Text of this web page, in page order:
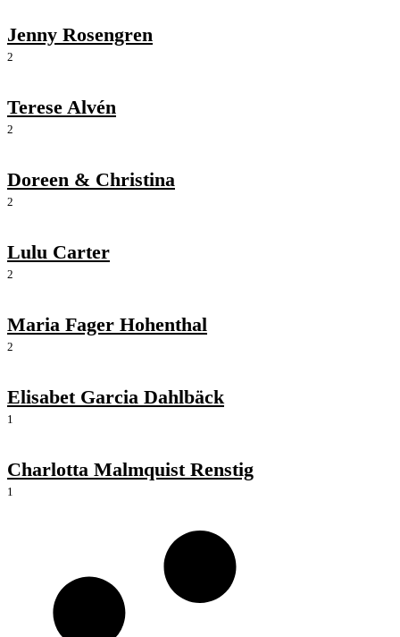
Jenny Rosengren
2
Terese Alvén
2
Doreen & Christina
2
Lulu Carter
2
Maria Fager Hohenthal
2
Elisabet Garcia Dahlbäck
1
Charlotta Malmquist Renstig
1